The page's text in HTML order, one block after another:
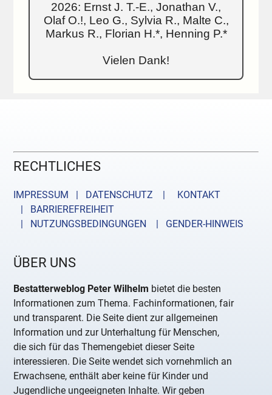
2026: Ernst J. T.-E., Jonathan V.,
Olaf O.!, Leo G., Sylvia R., Malte C.,
Markus R., Florian H.*, Henning P.*
Vielen Dank!
RECHTLICHES
IMPRESSUM | DATENSCHUTZ |
KONTAKT
| BARRIEREFREIHEIT
| NUTZUNGSBEDINGUNGEN
| GENDER-HINWEIS
ÜBER UNS
Bestatterweblog Peter Wilhelm bietet die besten
Informationen zum Thema. Fachinformationen, fair
und transparent. Die Seite dient zur allgemeinen
Information und zur Unterhaltung für Menschen,
die sich für das Themengebiet dieser Seite
interessieren. Die Seite wendet sich vornehmlich an
Erwachsene, enthält aber keine für Kinder und
Jugendliche ungeeigneten Inhalte. Wir geben